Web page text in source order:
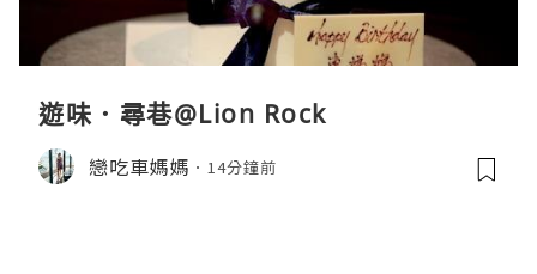
遊味．尋巷@Lion Rock
戀吃車媽媽 14分鐘前